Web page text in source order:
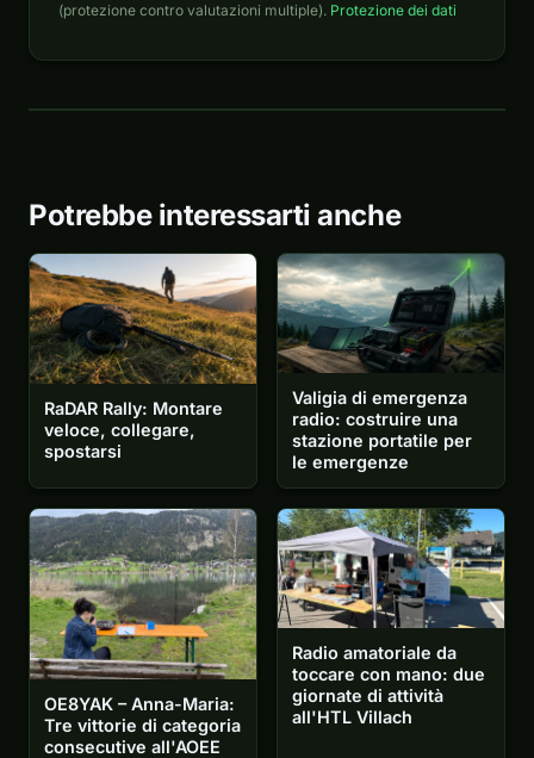
(protezione contro valutazioni multiple). Protezione dei dati
Potrebbe interessarti anche
RaDAR Rally: Montare
veloce, collegare,
spostarsi
Valigia di emergenza
radio: costruire una
stazione portatile per
le emergenze
OE8YAK – Anna-Maria:
Tre vittorie di categoria
consecutive all'AOEE
Radio amatoriale da
toccare con mano: due
giornate di attività
all'HTL Villach